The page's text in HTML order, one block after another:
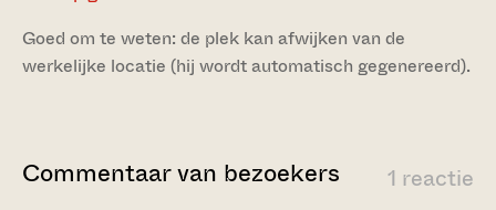
Goed om te weten: de plek kan afwijken van de
werkelijke locatie (hij wordt automatisch gegenereerd).
1 reactie
Commentaar van bezoekers